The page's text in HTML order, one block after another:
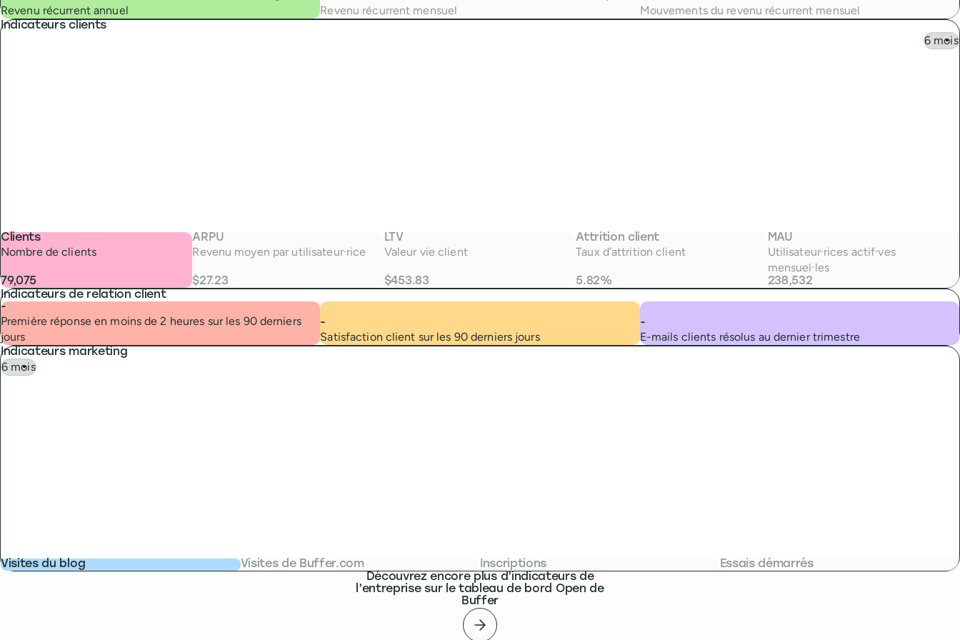
Revenu récurrent annuel Revenu récurrent mensuel Mouvements du revenu récurrent mensuel
Indicateurs clients
Clients
Nombre de clients
79,075
ARPU
Revenu moyen par utilisateur·rice
$27.23
LTV
Valeur vie client
$453.83
Attrition client
Taux d’attrition client
5.82%
MAU
Utilisateur·rices actif·ves
mensuel·les
238,532
Indicateurs de relation client
Première réponse en moins de 2 heures sur les 90 derniers
jours
-
Satisfaction client sur les 90 derniers jours
-
E-mails clients résolus au dernier trimestre
-
Indicateurs marketing
Visites du blog Visites de Buffer.com Inscriptions
Essais démarrés
Découvrez encore plus d’indicateurs de
l’entreprise sur le tableau de bord Open de
Buffer
Tableau de bord Open